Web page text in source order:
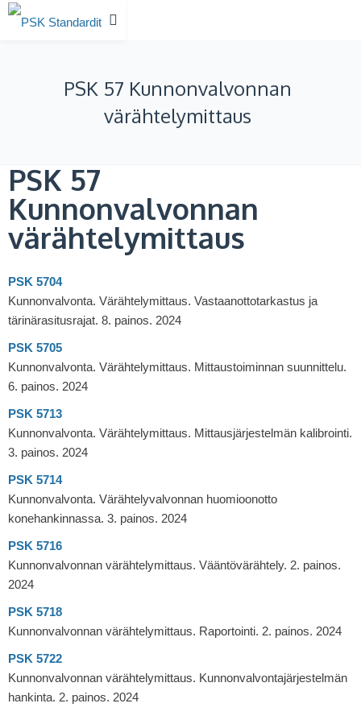
PSK 57 Kunnonvalvonnan
värähtelymittaus
PSK 57
Kunnonvalvonnan
värähtelymittaus
PSK 5704
Kunnonvalvonta. Värähtelymittaus. Vastaanottotarkastus ja
tärinärasitusrajat. 8. painos. 2024
PSK 5705
Kunnonvalvonta. Värähtelymittaus. Mittaustoiminnan suunnittelu.
6. painos. 2024
PSK 5713
Kunnonvalvonta. Värähtelymittaus. Mittausjärjestelmän kalibrointi.
3. painos. 2024
PSK 5714
Kunnonvalvonta. Värähtelyvalvonnan huomioonotto
konehankinnassa. 3. painos. 2024
PSK 5716
Kunnonvalvonnan värähtelymittaus. Vääntövärähtely. 2. painos.
2024
PSK 5718
Kunnonvalvonnan värähtelymittaus. Raportointi. 2. painos. 2024
PSK 5722
Kunnonvalvonnan värähtelymittaus. Kunnonvalvontajärjestelmän
hankinta. 2. painos. 2024